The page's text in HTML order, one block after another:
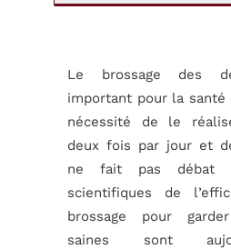
Le brossage des
important pour la santé
nécessité de le
deux fois par jour et
ne fait pas débat
scientifiques de
brossage pour
saines sont